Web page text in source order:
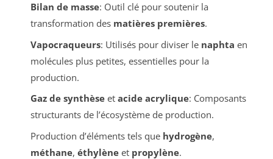
Bilan de masse: Outil clé pour soutenir la
transformation des matières premières.
Vapocraqueurs: Utilisés pour diviser le naphta en
molécules plus petites, essentielles pour la
production.
Gaz de synthèseet acide acrylique: Composants
structurants de l’écosystème de production.
Production d’éléments tels que hydrogène,
méthane, éthylèneet propylène.